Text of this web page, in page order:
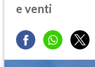
e venti